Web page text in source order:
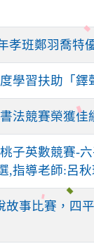
孝班鄭羽喬特
學習扶助「鐸
法競賽榮獲佳
子英數競賽-
,指導老師:呂
事比賽，四